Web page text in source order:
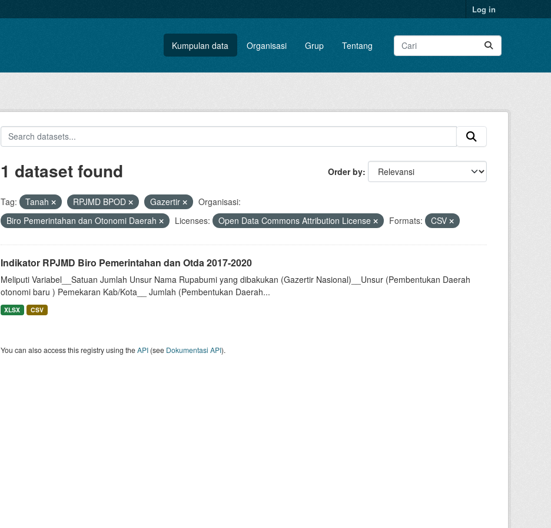
Log in
Kumpulan data Organisasi Grup Tentang
Order by
1 dataset found
Tag: Tanah RPJMD BPOD Gazertir
Organisasi:
Biro Pemerintahan dan Otonomi Daerah
Licenses: Open Data Commons Attribution License Formats: CSV
Indikator RPJMD Biro Pemerintahan dan Otda 2017-2020
Meliputi Variabel__Satuan Jumlah Unsur Nama Rupabumi yang dibakukan (Gazertir Nasional)__Unsur (Pembentukan Daerah
otonomi baru ) Pemekaran Kab/Kota__ Jumlah (Pembentukan Daerah...
XLSX CSV
You can also access this registry using theAPI(see Dokumentasi API).